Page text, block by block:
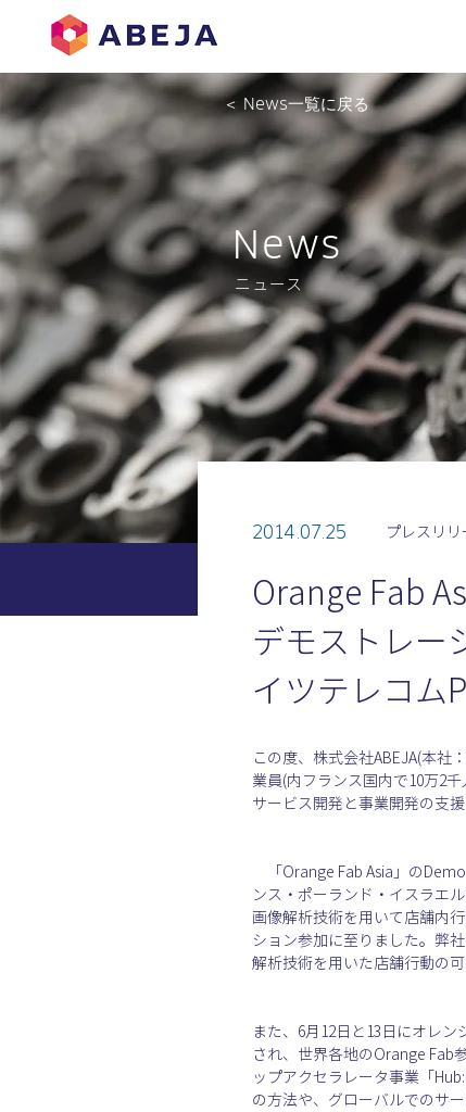
＜ News一覧に戻る
News
ニュース
2014.07.25 プレスリリ
Orange Fab
デモストレー
イツテレコム
この度、株式会社ABEJA(本社
業員(内フランス国内で10万2
サービス開発と事業開発の支
「Orange Fab Asia」の
ンス・ポーランド・イスラエ
画像解析技術を用いて店舗内
ション参加に至りました。弊
解析技術を用いた店舗行動の
また、6月12日と13日にオレ
され、世界各地のOrange Fab
ップアクセラレータ事業「
の方法や、グローバルでのサ